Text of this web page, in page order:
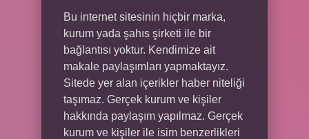
Bu internet sitesinin hiçbir marka,
kurum yada şahıs şirketi ile bir
bağlantısı yoktur. Kendimize ait
makale paylaşımları yapmaktayız.
Sitede yer alan içerikler haber niteliği
taşımaz. Gerçek kurum ve kişiler
hakkında paylaşım yapılmaz. Gerçek
kurum ve kişiler ile isim benzerlikleri